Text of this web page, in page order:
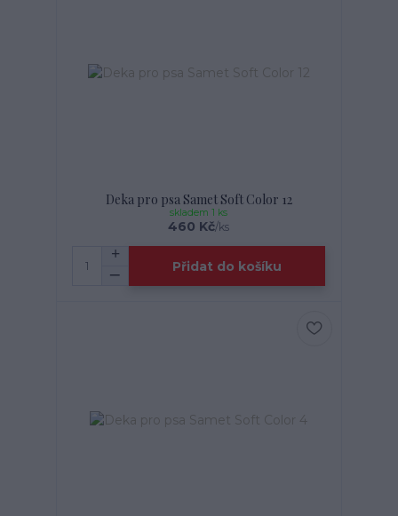
Deka pro psa Samet Soft Color 12
460 Kč/ks
skladem 1 ks
Přidat do košíku